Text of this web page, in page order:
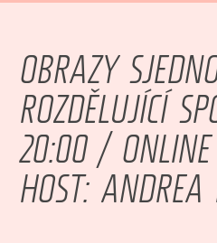
OBRAZY
ROZDĚLUJÍCÍ
20:00 / ONLINE
HOST: